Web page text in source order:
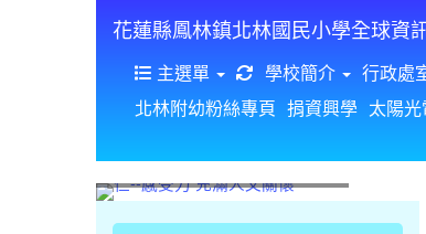
花蓮縣鳳林鎮北林國民小學全球資
主選單 重新取得佈景設定
學校簡介 行政處
北林附幼粉絲專頁 捐資興學 太陽